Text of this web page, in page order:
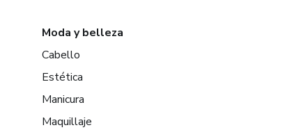
Moda y belleza
Cabello
Estética
Manicura
Maquillaje